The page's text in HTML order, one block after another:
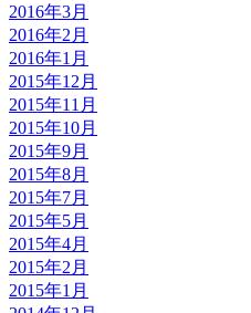
2016年3月
2016年2月
2016年1月
2015年12月
2015年11月
2015年10月
2015年9月
2015年8月
2015年7月
2015年5月
2015年4月
2015年2月
2015年1月